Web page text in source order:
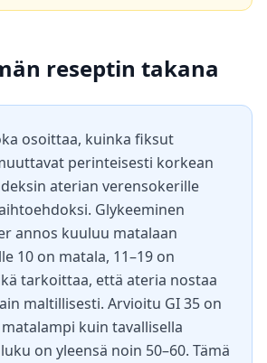
reseptin takana
osoittaa, kuinka fiksut
perinteisesti korkean
aterian verensokerille
Glykeeminen
annos kuuluu matalaan
10 on matala, 11–19 on
tarkoittaa, että ateria nostaa
maltillisesti. Arvioitu GI 35 on
kuin tavallisella
on yleensä noin 50–60. Tämä